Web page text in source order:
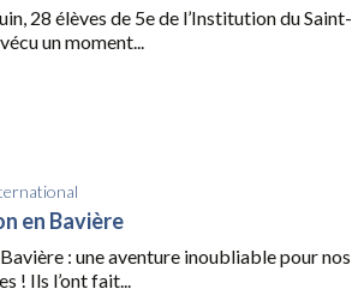
28 élèves de 5e de l’Institution du Saint-
un moment...
en Bavière
: une aventure inoubliable pour nos
! Ils l’ont fait...